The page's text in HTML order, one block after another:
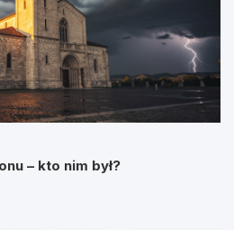
– kto nim był?